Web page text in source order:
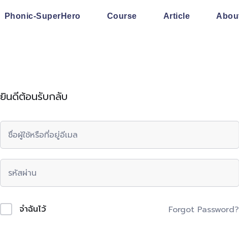
Phonic-SuperHero Course Article
ยินดีต้อนรับกลับ
จำฉันไว้ Forgot Password?